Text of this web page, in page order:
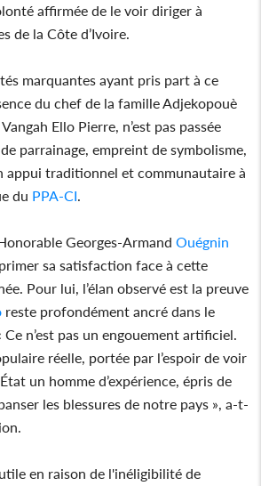
affirmée de le voir diriger à
de la Côte d’Ivoire.
marquantes ayant pris part à ce
du chef de la famille Adjekopouè
Vangah Ello Pierre, n’est pas passée
parrainage, empreint de symbolisme,
appui traditionnel et communautaire à
du PPA-CI
Georges-ArmandOuégnin
sa satisfaction face à cette
Pour lui, l’élan observé est la preuve
reste profondément ancré dans le
n’est pas un engouement artificiel.
réelle, portée par l’espoir de voir
un homme d’expérience, épris de
les blessures de notre pays », a-t-
en raison de l'inéligibilité de